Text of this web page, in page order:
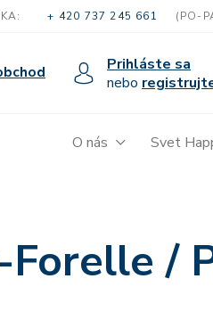
+ 420 737 245 661 (PO-
Prihláste sa
nebo
O nás Svet
/